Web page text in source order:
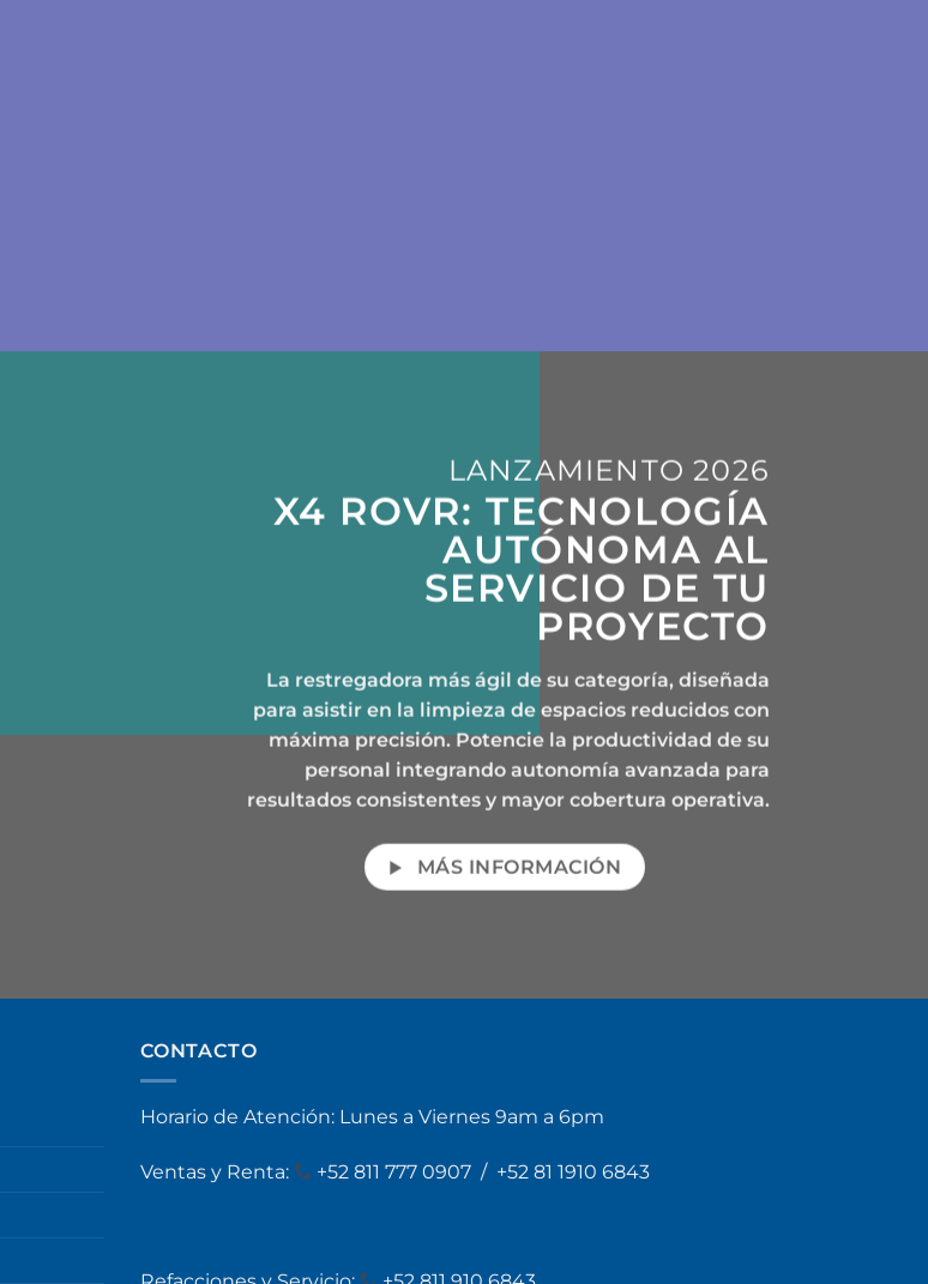
LANZAMIENTO 2026
X4 ROVR: TECNOLOGÍA
AUTÓNOMA AL
SERVICIO DE TU
PROYECTO
La restregadora más ágil de su categoría, diseñada
para asistir en la limpieza de espacios reducidos con
máxima precisión. Potencie la productividad de su
personal integrando autonomía avanzada para
resultados consistentes y mayor cobertura operativa.
MÁS INFORMACIÓN
CONTACTO
Horario de Atención: Lunes a Viernes 9am a 6pm
Ventas y Renta: +52 811 777 0907 / +52 81 1910 6843